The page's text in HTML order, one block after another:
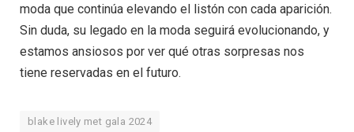
moda que continúa elevando el listón con cada aparición.
Sin duda, su legado en la moda seguirá evolucionando, y
estamos ansiosos por ver qué otras sorpresas nos
tiene reservadas en el futuro.
blake lively met gala 2024